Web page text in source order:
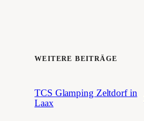
WEITERE BEITRÄGE
TCS Glamping Zeltdorf in
Laax